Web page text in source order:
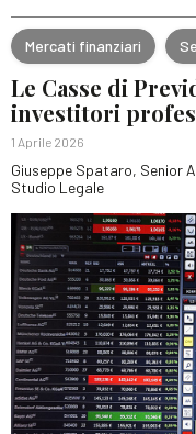
Mercati finanziari
Le Casse di
investitori
1 Aprile 2026
Giuseppe Spataro, Senior
Studio Legale